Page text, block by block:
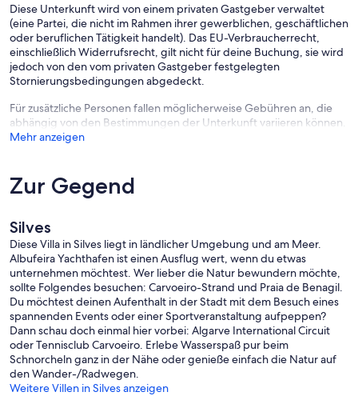
Diese Unterkunft wird von einem privaten Gastgeber verwaltet
(eine Partei, die nicht im Rahmen ihrer gewerblichen, geschäftlichen
oder beruflichen Tätigkeit handelt). Das EU-Verbraucherrecht,
einschließlich Widerrufsrecht, gilt nicht für deine Buchung, sie wird
jedoch von den vom privaten Gastgeber festgelegten
Stornierungsbedingungen abgedeckt.
Für zusätzliche Personen fallen möglicherweise Gebühren an, die
abhängig von den Bestimmungen der Unterkunft variieren können.
Mehr anzeigen
Zur Gegend
Silves
Diese Villa in Silves liegt in ländlicher Umgebung und am Meer.
Albufeira Yachthafen ist einen Ausflug wert, wenn du etwas
unternehmen möchtest. Wer lieber die Natur bewundern möchte,
sollte Folgendes besuchen: Carvoeiro-Strand und Praia de Benagil.
Du möchtest deinen Aufenthalt in der Stadt mit dem Besuch eines
spannenden Events oder einer Sportveranstaltung aufpeppen?
Dann schau doch einmal hier vorbei: Algarve International Circuit
oder Tennisclub Carvoeiro. Erlebe Wasserspaß pur beim
Schnorcheln ganz in der Nähe oder genieße einfach die Natur auf
den Wander-/Radwegen.
Weitere Villen in Silves anzeigen